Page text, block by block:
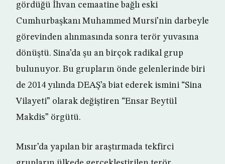
gördüğü İhvan cemaatine bağlı eski
Cumhurbaşkanı Muhammed Mursi’nin darbeyle
görevinden alınmasında sonra terör yuvasına
dönüştü. Sina’da şu an birçok radikal grup
bulunuyor. Bu grupların önde gelenlerinde biri
de 2014 yılında DEAŞ’a biat ederek ismini “Sina
Vilayeti” olarak değiştiren “Ensar Beytül
Makdis” örgütü.
Mısır’da yapılan bir araştırmada tekfirci